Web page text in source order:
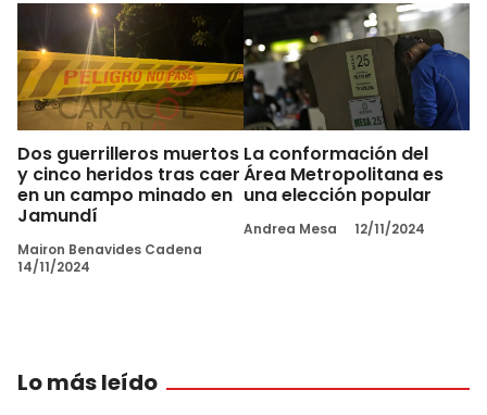
Dos guerrilleros muertos
y cinco heridos tras caer
en un campo minado en
Jamundí
Mairon Benavides Cadena
14/11/2024
La conformación del
Área Metropolitana es
una elección popular
Andrea Mesa 12/11/2024
Lo más leído